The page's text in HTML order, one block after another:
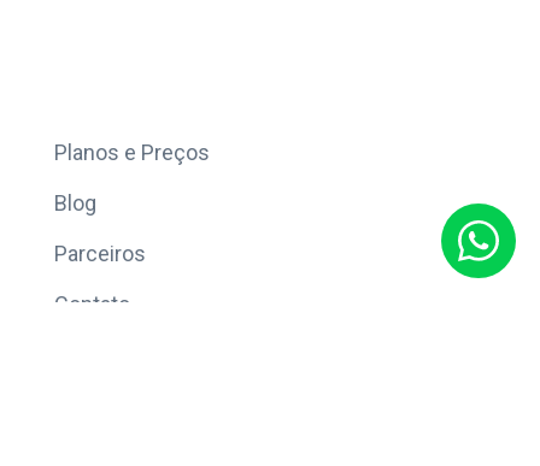
Planos e Preços
Blog
Parceiros
Contato